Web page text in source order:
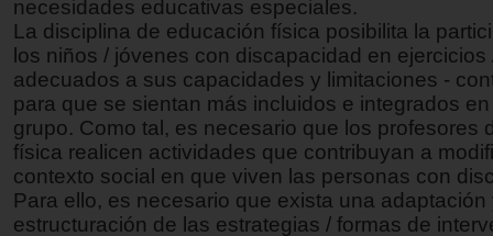
necesidades educativas especiales.
La disciplina de educación física posibilita la
los niños / jóvenes con discapacidad en
adecuados a sus capacidades y limitaciones -
para que se sientan más incluidos e integrados
grupo. Como tal, es necesario que los profesores
física realicen actividades que contribuyan a
contexto social en que viven las personas con
Para ello, es necesario que exista una adaptación
estructuración de las estrategias / formas de